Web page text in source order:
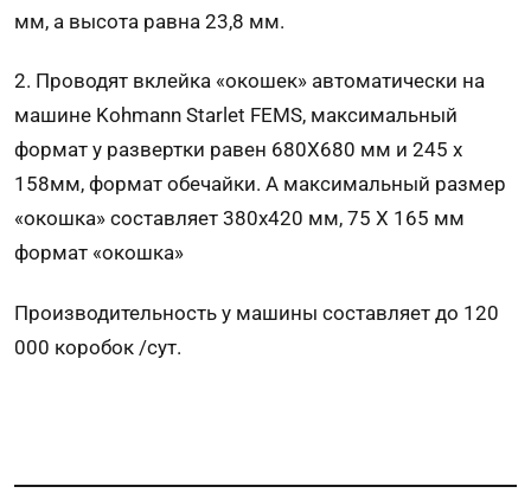
мм, а высота равна 23,8 мм.
2. Проводят вклейка «окошек» автоматически на
машине Kohmann Starlet FEMS, максимальный
формат у развертки равен 680Х680 мм и 245 х
158мм, формат обечайки. А максимальный размер
«окошка» составляет 380х420 мм, 75 Х 165 мм
формат «окошка»
Производительность у машины составляет до 120
000 коробок /сут.